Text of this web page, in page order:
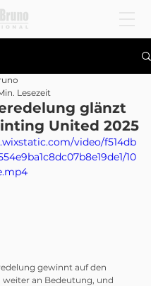
glänzt
United 2025
Lesezeit
video/f514db
10
gewinnt auf den
an Bedeutung, und